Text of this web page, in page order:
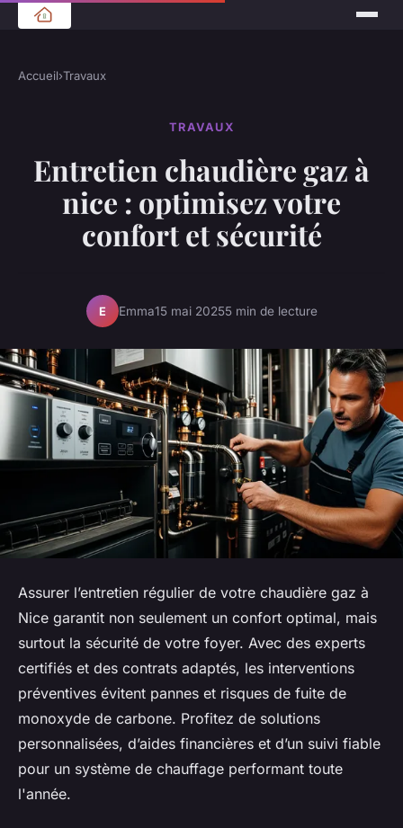
Accueil›Travaux
TRAVAUX
Entretien chaudière gaz à
nice : optimisez votre
confort et sécurité
E Emma15 mai 20255 min de lecture
Assurer l’entretien régulier de votre chaudière gaz à
Nice garantit non seulement un confort optimal, mais
surtout la sécurité de votre foyer. Avec des experts
certifiés et des contrats adaptés, les interventions
préventives évitent pannes et risques de fuite de
monoxyde de carbone. Profitez de solutions
personnalisées, d’aides financières et d’un suivi fiable
pour un système de chauffage performant toute
l'année.